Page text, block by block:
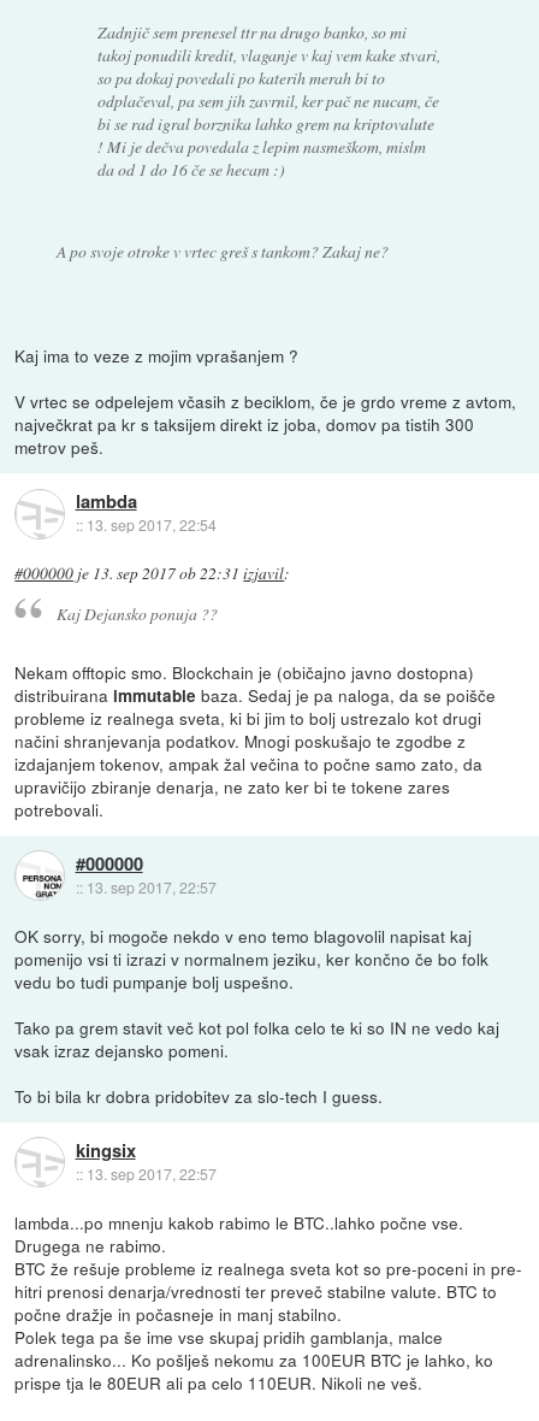
Zadnjič sem prenesel ttr na drugo banko, so mi
takoj ponudili kredit, vlaganje v kaj vem kake stvari,
so pa dokaj povedali po katerih merah bi to
odplačeval, pa sem jih zavrnil, ker pač ne nucam, če
bi se rad igral borznika lahko grem na kriptovalute
! Mi je dečva povedala z lepim nasmeškom, mislm
da od 1 do 16 če se hecam :)
A po svoje otroke v vrtec greš s tankom? Zakaj ne?
Kaj ima to veze z mojim vprašanjem ?
V vrtec se odpelejem včasih z beciklom, če je grdo vreme z avtom,
največkrat pa kr s taksijem direkt iz joba, domov pa tistih 300
metrov peš.
lambda
:: 13. sep 2017, 22:54
#000000 je 13. sep 2017 ob 22:31 izjavil:
Kaj Dejansko ponuja ??
Nekam offtopic smo. Blockchain je (običajno javno dostopna)
distribuirana immutable baza. Sedaj je pa naloga, da se poišče
probleme iz realnega sveta, ki bi jim to bolj ustrezalo kot drugi
načini shranjevanja podatkov. Mnogi poskušajo te zgodbe z
izdajanjem tokenov, ampak žal večina to počne samo zato, da
upravičijo zbiranje denarja, ne zato ker bi te tokene zares
potrebovali.
#000000
:: 13. sep 2017, 22:57
OK sorry, bi mogoče nekdo v eno temo blagovolil napisat kaj
pomenijo vsi ti izrazi v normalnem jeziku, ker končno če bo folk
vedu bo tudi pumpanje bolj uspešno.
Tako pa grem stavit več kot pol folka celo te ki so IN ne vedo kaj
vsak izraz dejansko pomeni.
To bi bila kr dobra pridobitev za slo-tech I guess.
kingsix
:: 13. sep 2017, 22:57
lambda...po mnenju kakob rabimo le BTC..lahko počne vse.
Drugega ne rabimo.
BTC že rešuje probleme iz realnega sveta kot so pre-poceni in pre-
hitri prenosi denarja/vrednosti ter preveč stabilne valute. BTC to
počne dražje in počasneje in manj stabilno.
Polek tega pa še ime vse skupaj pridih gamblanja, malce
adrenalinsko... Ko pošlješ nekomu za 100EUR BTC je lahko, ko
prispe tja le 80EUR ali pa celo 110EUR. Nikoli ne veš.